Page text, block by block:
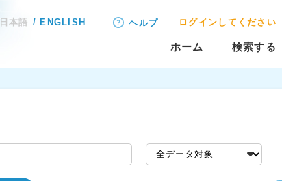
日本語 ENGLISH ヘルプ ログインしてください
ホーム 検索する